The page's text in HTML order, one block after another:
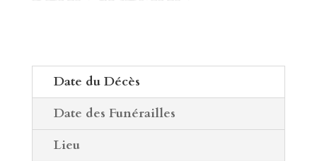
Date du Décès
Date des Funérailles
Lieu